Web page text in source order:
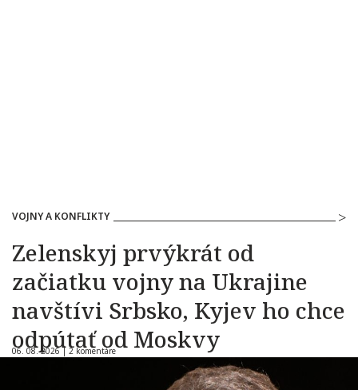
VOJNY A KONFLIKTY
Zelenskyj prvýkrát od
začiatku vojny na Ukrajine
navštívi Srbsko, Kyjev ho chce
odpútať od Moskvy
06. 08. 2026 | 2 komentáre